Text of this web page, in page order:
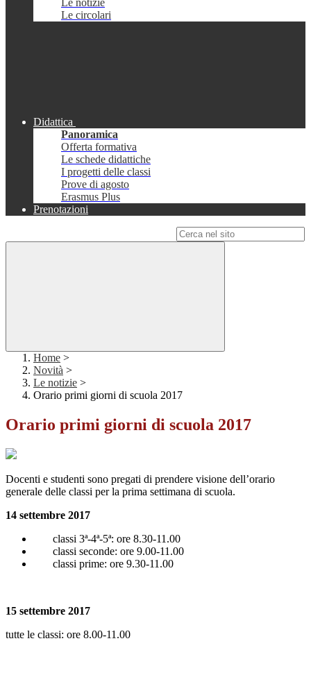
Le notizie
Le circolari
Didattica
Panoramica
Offerta formativa
Le schede didattiche
I progetti delle classi
Prove di agosto
Erasmus Plus
Prenotazioni
Home >
Novità >
Le notizie >
Orario primi giorni di scuola 2017
Orario primi giorni di scuola 2017
Docenti e studenti sono pregati di prendere visione dell’orario
generale delle classi per la prima settimana di scuola.
14 settembre 2017
classi 3ª-4ª-5ª: ore 8.30-11.00
classi seconde: ore 9.00-11.00
classi prime: ore 9.30-11.00
15 settembre 2017
tutte le classi: ore 8.00-11.00